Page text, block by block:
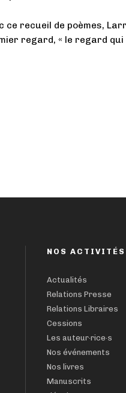
ce recueil de poèmes,
regard, « le regard qui
NOS ACTIVITÉS
Actualités
Relations Presse
Relations Libraires
Cessions
Les auteur·rice·s
Nos événements
Nos livres
Manuscrits